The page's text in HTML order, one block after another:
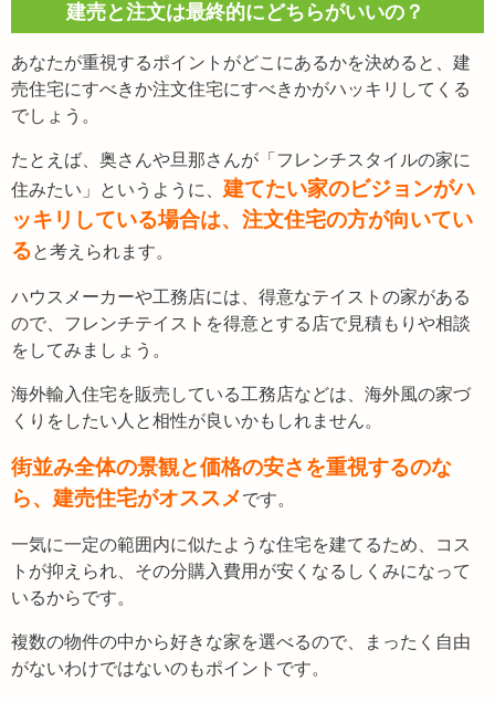
建売と注文は最終的にどちらがいいの？
あなたが重視するポイントがどこにあるかを決めると、建
売住宅にすべきか注文住宅にすべきかがハッキリしてくる
でしょう。
たとえば、奥さんや旦那さんが「フレンチスタイルの家に
住みたい」というように、 建てたい家のビジョンがハ
ッキリしている場合は、注文住宅の方が向いてい
ると考えられます。
ハウスメーカーや工務店には、得意なテイストの家がある
ので、フレンチテイストを得意とする店で見積もりや相談
をしてみましょう。
海外輸入住宅を販売している工務店などは、海外風の家づ
くりをしたい人と相性が良いかもしれません。
街並み全体の景観と価格の安さを重視するのな
ら、建売住宅がオススメです。
一気に一定の範囲内に似たような住宅を建てるため、コス
トが抑えられ、その分購入費用が安くなるしくみになって
いるからです。
複数の物件の中から好きな家を選べるので、まったく自由
がないわけではないのもポイントです。